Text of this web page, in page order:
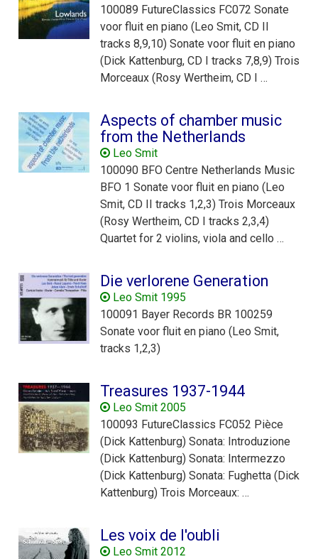
100089 FutureClassics FC072 Sonate
voor fluit en piano (Leo Smit, CD II
tracks 8,9,10) Sonate voor fluit en piano
(Dick Kattenburg, CD I tracks 7,8,9) Trois
Morceaux (Rosy Wertheim, CD I …
Aspects of chamber music
from the Netherlands
Leo Smit
100090 BFO Centre Netherlands Music
BFO 1 Sonate voor fluit en piano (Leo
Smit, CD II tracks 1,2,3) Trois Morceaux
(Rosy Wertheim, CD I tracks 2,3,4)
Quartet for 2 violins, viola and cello …
Die verlorene Generation
Leo Smit 1995
100091 Bayer Records BR 100259
Sonate voor fluit en piano (Leo Smit,
tracks 1,2,3)
Treasures 1937-1944
Leo Smit 2005
100093 FutureClassics FC052 Pièce
(Dick Kattenburg) Sonata: Introduzione
(Dick Kattenburg) Sonata: Intermezzo
(Dick Kattenburg) Sonata: Fughetta (Dick
Kattenburg) Trois Morceaux: …
Les voix de l'oubli
Leo Smit 2012